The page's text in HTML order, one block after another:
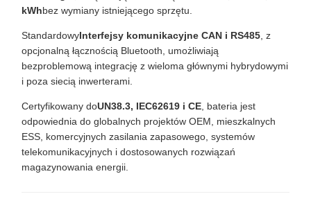
kWhbez wymiany istniejącego sprzętu.
StandardowyInterfejsy komunikacyjne CAN i RS485 , z
opcjonalną łącznością Bluetooth, umożliwiają
bezproblemową integrację z wieloma głównymi hybrydowymi
i poza siecią inwerterami.
Certyfikowany doUN38.3, IEC62619 i CE , bateria jest
odpowiednia do globalnych projektów OEM, mieszkalnych
ESS, komercyjnych zasilania zapasowego, systemów
telekomunikacyjnych i dostosowanych rozwiązań
magazynowania energii.